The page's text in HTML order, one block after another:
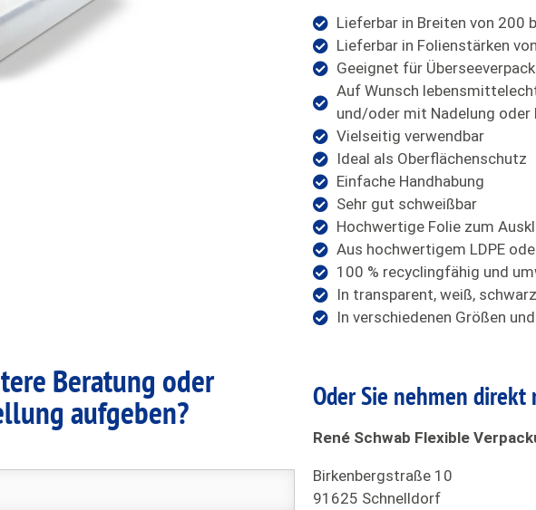
Lieferbar in Breiten von 200
Lieferbar in Folienstärken
Geeignet für
Auf Wunsch
und/oder mit Nadelung
Vielseitig verwendbar
Ideal als Oberflächenschutz
Einfache Handhabung
Sehr gut schweißbar
Hochwertige Folie zum
Aus hochwertigem LDPE
100 % recyclingfähig und
In transparent, weiß,
In verschiedenen Größen
Beratung oder
aufgeben? Oder Sie nehmen
René Schwab Flexible
Birkenbergstraße 10
91625 Schnelldorf